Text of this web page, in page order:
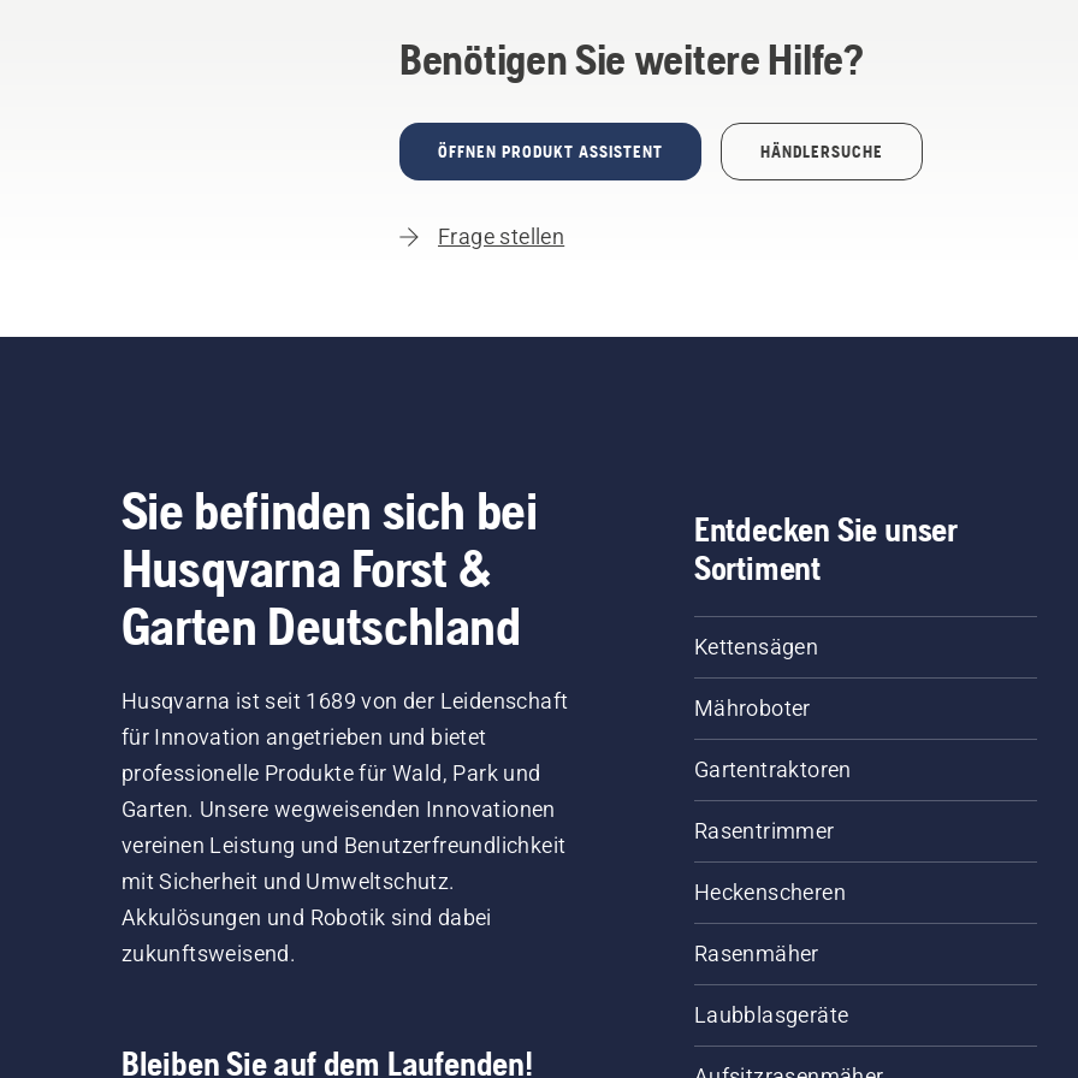
Benötigen Sie weitere Hilfe?
ÖFFNEN PRODUKT ASSISTENT HÄNDLERSUCHE
Frage stellen
Sie befinden sich bei
Husqvarna Forst &
Garten Deutschland
Husqvarna ist seit 1689 von der Leidenschaft
für Innovation angetrieben und bietet
professionelle Produkte für Wald, Park und
Garten. Unsere wegweisenden Innovationen
vereinen Leistung und Benutzerfreundlichkeit
mit Sicherheit und Umweltschutz.
Akkulösungen und Robotik sind dabei
zukunftsweisend.
Bleiben Sie auf dem Laufenden!
Entdecken Sie unser
Sortiment
Kettensägen
Mähroboter
Gartentraktoren
Rasentrimmer
Heckenscheren
Rasenmäher
Laubblasgeräte